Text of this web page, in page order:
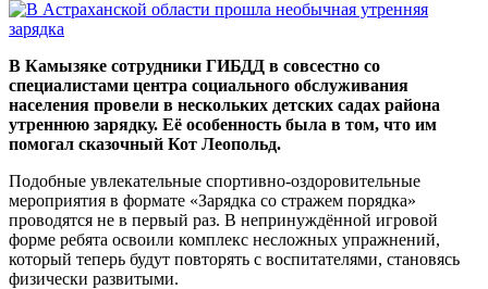
В Камызяке сотрудники ГИБДД в совсестно со
специалистами центра социального обслуживания
населения провели в нескольких детских садах района
утреннюю зарядку. Её особенность была в том, что им
помогал сказочный Кот Леопольд.
Подобные увлекательные спортивно-оздоровительные
мероприятия в формате «Зарядка со стражем порядка»
проводятся не в первый раз. В непринуждённой игровой
форме ребята освоили комплекс несложных упражнений,
который теперь будут повторять с воспитателями, становясь
физически развитыми.